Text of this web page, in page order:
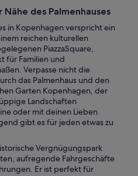
des Palmenhauses
in Kopenhagen verspricht ein
reichen kulturellen
PiazzaSquare,
für Familien und
Verpasse nicht die
das Palmenhaus und den
Garten Kopenhagen, der
Landschaften
oder mit deinen Lieben
gibt es für jeden etwas zu
Vergnügungspark
aufregende Fahrgeschäfte
Er ist perfekt für